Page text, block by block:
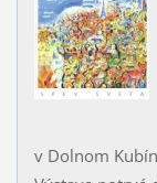
v Dolnom